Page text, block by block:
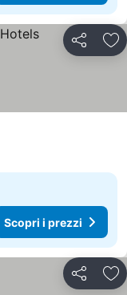
Condividi
Scopri i prezzi
Condividi